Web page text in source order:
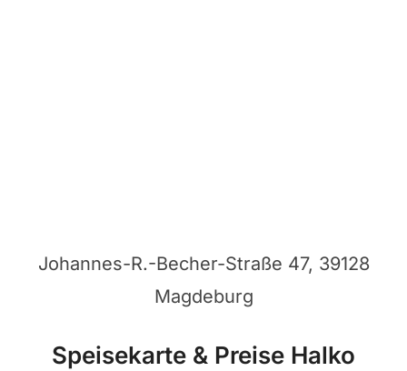
Johannes-R.-Becher-Straße 47, 39128
Magdeburg
Speisekarte & Preise Halko